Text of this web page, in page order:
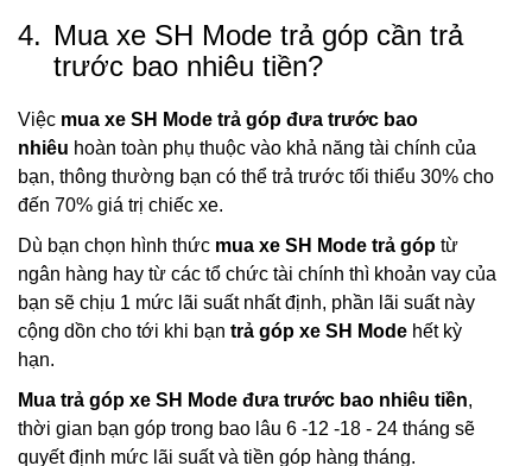
4. Mua xe SH Mode trả góp cần trả
trước bao nhiêu tiền?
Việc mua xe SH Mode trả góp đưa trước bao
nhiêu hoàn toàn phụ thuộc vào khả năng tài chính của
bạn, thông thường bạn có thể trả trước tối thiểu 30% cho
đến 70% giá trị chiếc xe.
Dù bạn chọn hình thức mua xe SH Mode trả góp từ
ngân hàng hay từ các tổ chức tài chính thì khoản vay của
bạn sẽ chịu 1 mức lãi suất nhất định, phần lãi suất này
cộng dồn cho tới khi bạn trả góp xe SH Mode hết kỳ
hạn.
Mua trả góp xe SH Mode đưa trước bao nhiêu tiền,
thời gian bạn góp trong bao lâu 6 -12 -18 - 24 tháng sẽ
quyết định mức lãi suất và tiền góp hàng tháng.